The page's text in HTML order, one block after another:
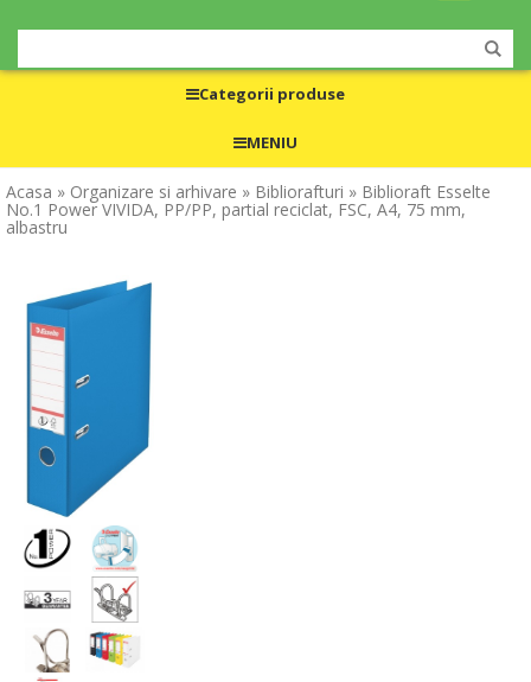
Categorii produse
MENIU
Acasa » Organizare si arhivare » Bibliorafturi » Biblioraft Esselte
No.1 Power VIVIDA, PP/PP, partial reciclat, FSC, A4, 75 mm,
albastru